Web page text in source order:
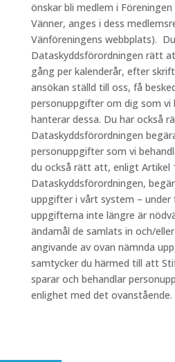
önskar bli medlem i
Vänner, anges i dess
Vänföreningens webbplats).
Dataskyddsförordningen rätt
gång per kalenderår, efter
ansökan ställd till oss, få
personuppgifter om dig som vi
hanterar dessa. Du har också
Dataskyddsförordningen
personuppgifter som vi
du också rätt att, enligt Artikel
Dataskyddsförordningen,
uppgifter i vårt system –
uppgifterna inte längre är
ändamål de samlats in och/
angivande av ovan nämnda
samtycker du härmed till att
sparar och behandlar
enlighet med det ovanstående.